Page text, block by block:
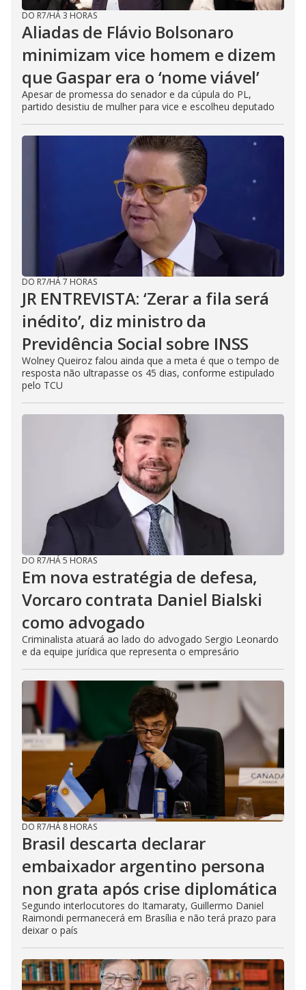
DO R7/HÁ 3 HORAS
Aliadas de Flávio Bolsonaro
minimizam vice homem e dizem
que Gaspar era o ‘nome viável’
Apesar de promessa do senador e da cúpula do PL,
partido desistiu de mulher para vice e escolheu deputado
DO R7/HÁ 7 HORAS
JR ENTREVISTA: ‘Zerar a fila será
inédito’, diz ministro da
Previdência Social sobre INSS
Wolney Queiroz falou ainda que a meta é que o tempo de
resposta não ultrapasse os 45 dias, conforme estipulado
pelo TCU
DO R7/HÁ 5 HORAS
Em nova estratégia de defesa,
Vorcaro contrata Daniel Bialski
como advogado
Criminalista atuará ao lado do advogado Sergio Leonardo
e da equipe jurídica que representa o empresário
DO R7/HÁ 8 HORAS
Brasil descarta declarar
embaixador argentino persona
non grata após crise diplomática
Segundo interlocutores do Itamaraty, Guillermo Daniel
Raimondi permanecerá em Brasília e não terá prazo para
deixar o país